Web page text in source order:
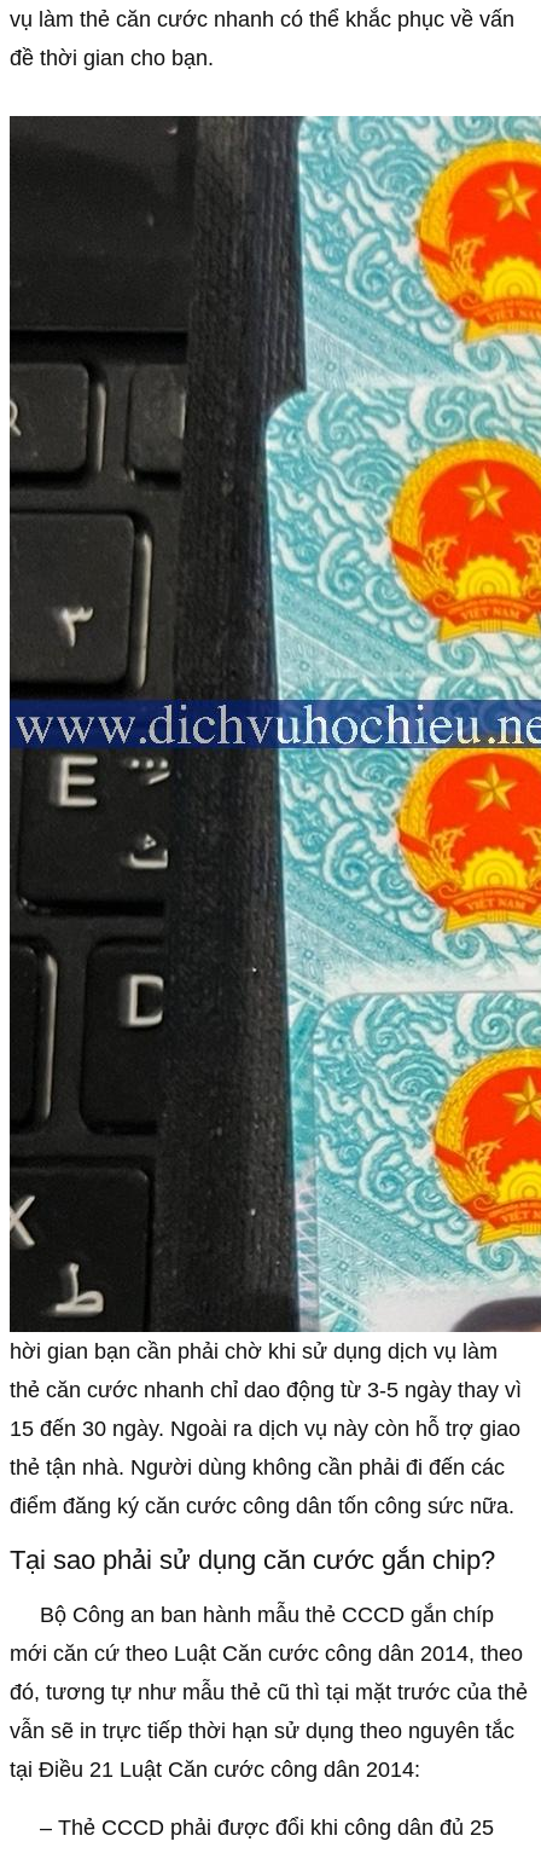
vụ làm thẻ căn cước nhanh có thể khắc phục về vấn
đề thời gian cho bạn.
hời gian bạn cần phải chờ khi sử dụng dịch vụ làm
thẻ căn cước nhanh chỉ dao động từ 3-5 ngày thay vì
15 đến 30 ngày. Ngoài ra dịch vụ này còn hỗ trợ giao
thẻ tận nhà. Người dùng không cần phải đi đến các
điểm đăng ký căn cước công dân tốn công sức nữa.
Tại sao phải sử dụng căn cước gắn chip?
Bộ Công an ban hành mẫu thẻ CCCD gắn chíp
mới căn cứ theo Luật Căn cước công dân 2014, theo
đó, tương tự như mẫu thẻ cũ thì tại mặt trước của thẻ
vẫn sẽ in trực tiếp thời hạn sử dụng theo nguyên tắc
tại Điều 21 Luật Căn cước công dân 2014:
– Thẻ CCCD phải được đổi khi công dân đủ 25